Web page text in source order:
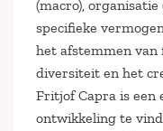
(macro),
specifieke
het afstemmen
diversiteit en het
Fritjof Capra is een
ontwikkeling te